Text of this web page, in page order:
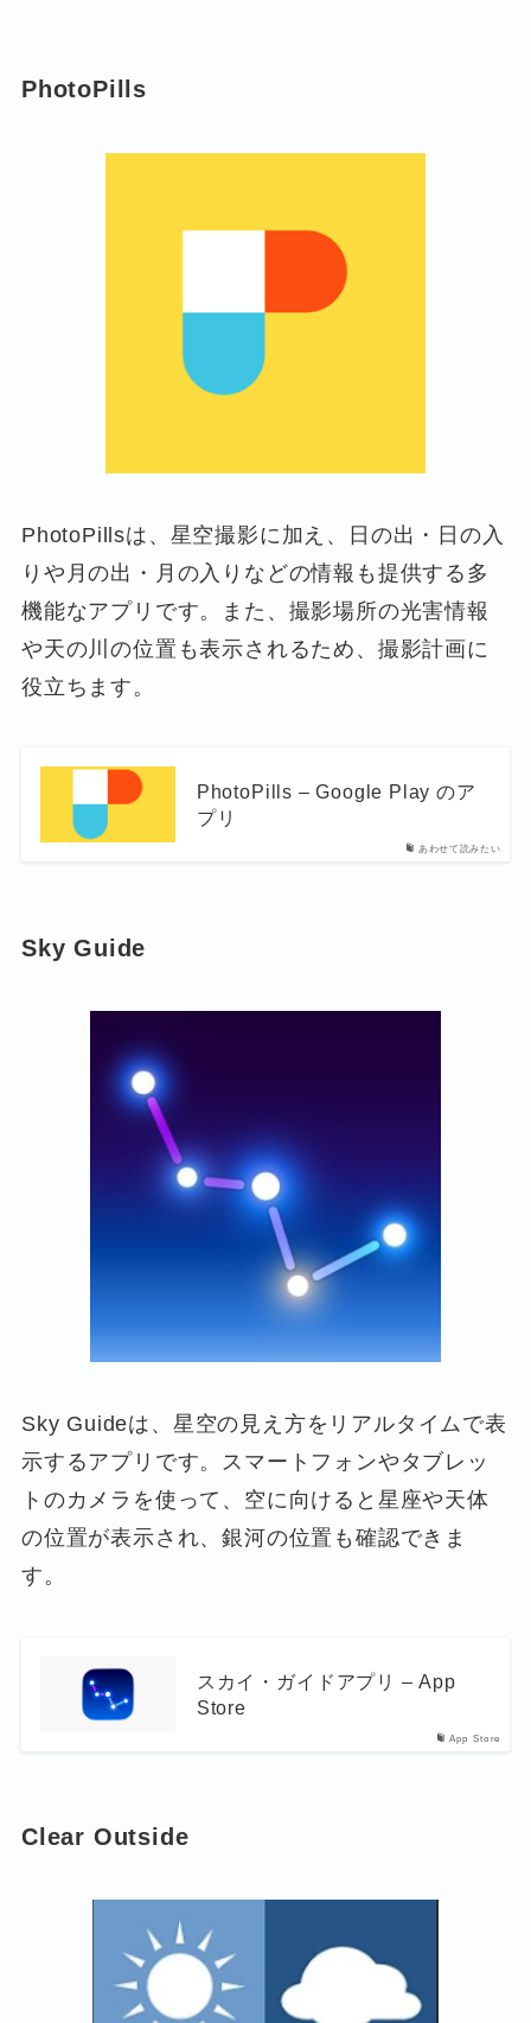
PhotoPills
PhotoPillsは、星空撮影に加え、日の出・日の入
りや月の出・月の入りなどの情報も提供する多
機能なアプリです。また、撮影場所の光害情報
や天の川の位置も表示されるため、撮影計画に
役立ちます。
あわせて読みたい
PhotoPills – Google Play のア
プリ
Sky Guide
Sky Guideは、星空の見え方をリアルタイムで表
示するアプリです。スマートフォンやタブレッ
トのカメラを使って、空に向けると星座や天体
の位置が表示され、銀河の位置も確認できま
す。
App Store
スカイ・ガイドアプリ – App
Store
Clear Outside